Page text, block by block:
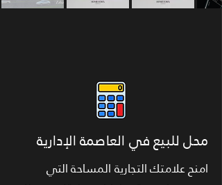
محل للبيع في العاصمة الإدارية
امنح علامتك التجارية المساحة التي